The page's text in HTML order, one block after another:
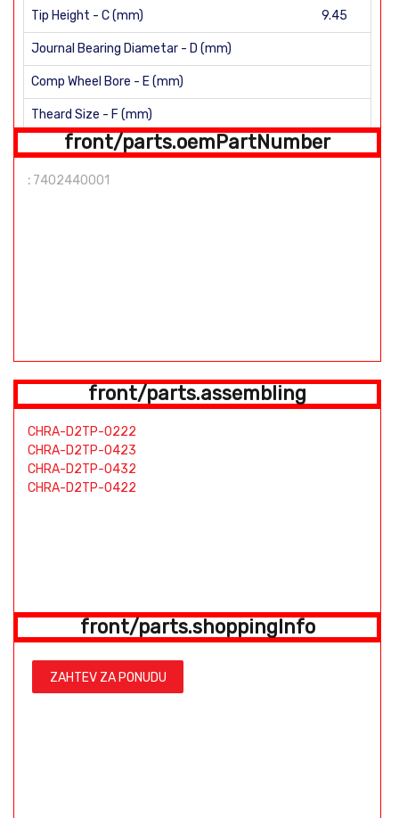
Tip Height - C (mm) 9.45
Journal Bearing Diametar - D (mm)
Comp Wheel Bore - E (mm)
Theard Size - F (mm)
H (mm)
Straight shaft Shaft length: 99mm Number of Blades: 9
front/parts.oemPartNumber
: 7402440001
front/parts.assembling
CHRA-D2TP-0222
CHRA-D2TP-0423
CHRA-D2TP-0432
CHRA-D2TP-0422
front/parts.shoppingInfo
ZAHTEV ZA PONUDU